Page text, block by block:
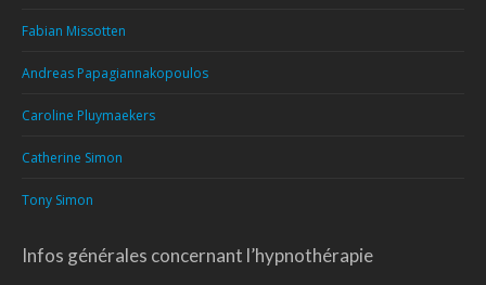
Fabian Missotten
Andreas Papagiannakopoulos
Caroline Pluymaekers
Catherine Simon
Tony Simon
Infos générales concernant l’hypnothérapie